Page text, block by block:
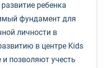
ребенка
фундамент для
личности в
в центре Kids
позволяют учесть